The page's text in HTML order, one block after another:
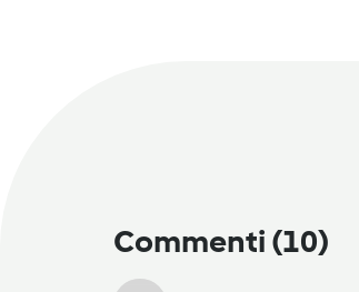
Commenti (10)